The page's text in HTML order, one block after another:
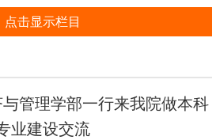
点击显示栏目
管理学部一行来我院做本科
业建设交流